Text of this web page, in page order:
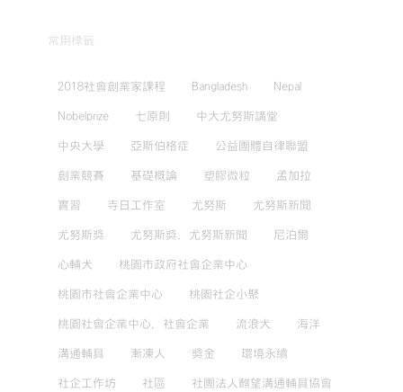
常用標籤
2018社會創業家課程 Bangladesh Nepal
Nobelprize 七原則 中大尤努斯講堂
中央大學 亞斯伯格症 公益團體自律聯盟
創業競賽 基礎概論 塑膠微粒 孟加拉
實習 寺日工作室 尤努斯 尤努斯新聞
尤努斯獎 尤努斯獎，尤努斯新聞 尼泊爾
心輔犬 桃園市政府社會企業中心
桃園市社會企業中心 桃園社企小聚
桃園社會企業中心，社會企業 流浪犬 海洋
溝通輔具 漸凍人 獎金 環境永續
社企工作坊 社區 社團法人麒望溝通輔具協會